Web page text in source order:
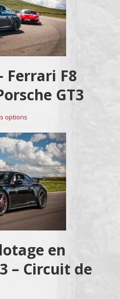
Ferrari F8
GT3
options
en
– Circuit de